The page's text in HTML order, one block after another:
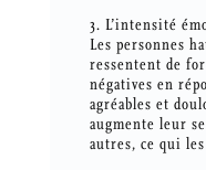
3. L’intensité
Les personnes
ressentent de
négatives en
agréables et
augmente leur
autres, ce qui